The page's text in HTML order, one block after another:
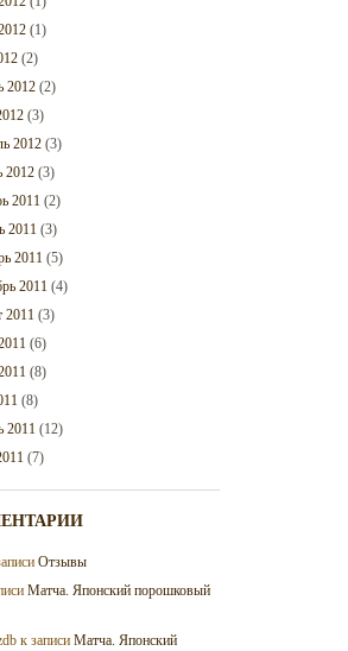
(1)
(2)
2012 (2)
(3)
2012 (3)
2012 (3)
2011 (2)
2011 (3)
2011 (5)
2011 (4)
2011 (3)
(6)
(8)
(8)
2011 (12)
(7)
Отзывы
Матча. Японский порошковый
к записиМатча. Японский